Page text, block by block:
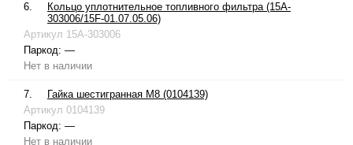
6.
Кольцо уплотнительное топливного фильтра (15A-
303006/15F-01.07.05.06)
Артикул 15A-303006
Паркод: —
Нет в наличии
7.
Гайка шестигранная М8 (0104139)
Артикул 0104139
Паркод: —
Нет в наличии